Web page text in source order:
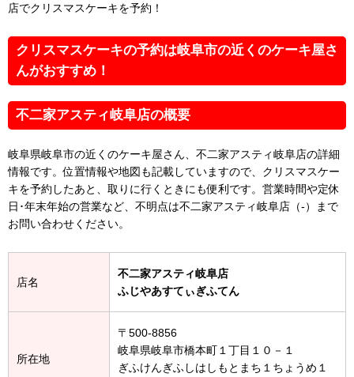
店でクリスマスケーキを予約！
クリスマスケーキの予約は岐阜市の近くのケーキ屋さ
んがおすすめ！
不二家アスティ岐阜店の概要
岐阜県岐阜市の近くのケーキ屋さん、不二家アスティ岐阜店の詳細
情報です。位置情報や地図も記載していますので、クリスマスケー
キを予約したあと、取りに行くときにも便利です。営業時間や定休
日･年末年始の営業など、不明点は不二家アスティ岐阜店（-）まで
お問い合わせください。
店名
不二家アスティ岐阜店
ふじやあすてぃぎふてん
所在地
〒500-8856
岐阜県岐阜市橋本町１丁目１０－１
ぎふけんぎふしはしもとまち１ちょうめ１